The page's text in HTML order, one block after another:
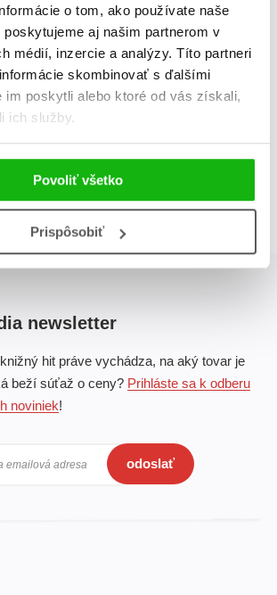
o tom, ako používate naše
aj našim partnerom v
médií, inzercie a analýzy. Títo partneri
skombinovať s ďalšími
im poskytli alebo ktoré od vás získali,
ich služby.
Povoliť všetko
Prispôsobiť
Európa
Ilona Bagoly
Celkom kníh:2
1
newsletter
hit práve vychádza, na aký tovar je
beží súťaž o ceny? Prihláste sa k odberu
noviniek!
emailová adresa odoslať